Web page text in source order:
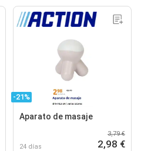
-21%
Aparato de masaje
24 días
3,79 €
2,98 €